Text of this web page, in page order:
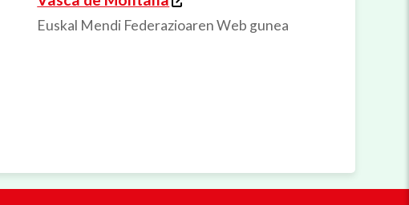
Euskal Mendi Federazioaren Web gunea